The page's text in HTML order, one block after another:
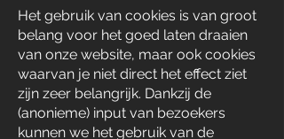
Het gebruik van cookies is van groot
belang voor het goed laten draaien
van onze website, maar ook cookies
waarvan je niet direct het effect ziet
zijn zeer belangrijk. Dankzij de
(anonieme) input van bezoekers
kunnen we het gebruik van de